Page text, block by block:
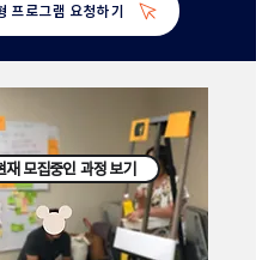
프로그램 요청하기
재 모집중인 과정 보기